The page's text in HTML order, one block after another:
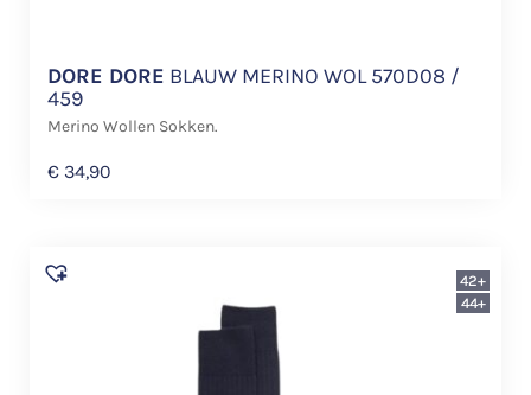
DORE DORE BLAUW MERINO WOL 570D08 /
459
Merino Wollen Sokken.
€ 34,90
42+
44+